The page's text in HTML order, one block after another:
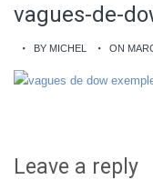
vagues-de-
BY MICHEL ON
Leave a reply